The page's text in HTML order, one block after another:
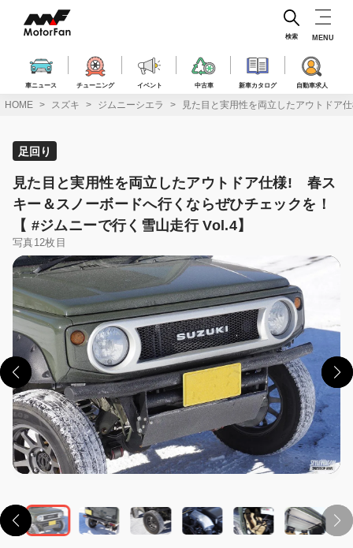
ス
車ニュース チューニング イベント 中古車 新車カタログ 自動車求人
検索 MENU
HOME スズキ ジムニーシエラ 見た目と実用性を両立したアウトドア
足回り
見た目と実用性を両立したアウトドア仕様! 春ス
キー＆スノーボードへ行くならぜひチェックを！
【 #ジムニーで行く雪山走行 Vol.4】
写真12枚目